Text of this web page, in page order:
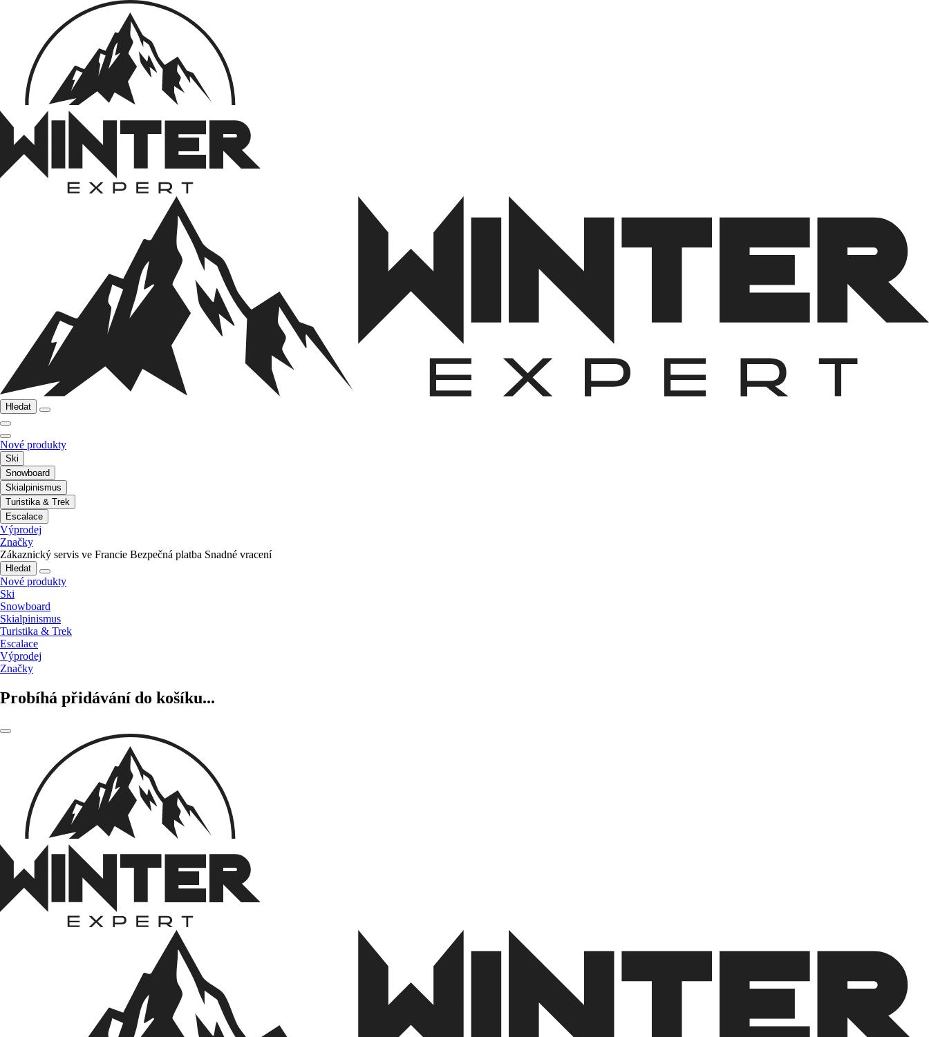
Hledat
Nové produkty
Ski
Snowboard
Skialpinismus
Turistika & Trek
Escalace
Výprodej
Značky
Zákaznický servis ve Francie Bezpečná platba Snadné vracení
Hledat
Nové produkty
Ski
Snowboard
Skialpinismus
Turistika & Trek
Escalace
Výprodej
Značky
Probíhá přidávání do košíku...